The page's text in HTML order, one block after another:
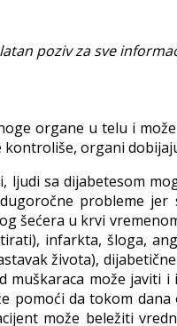
poziv za sve
organe u telu i
kontroliše, organi
ljudi sa dijabetesom
probleme
šećera u krvi
infarkta, šloga,
života),
muškaraca može javiti
pomoći da tokom
može beležiti